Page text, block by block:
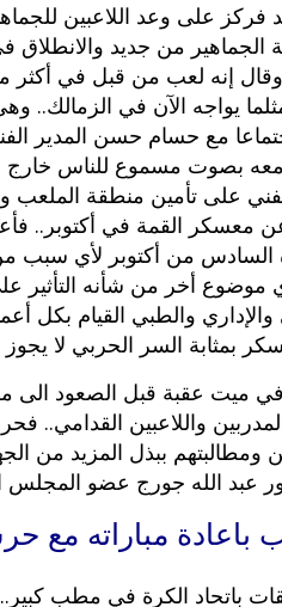
فركز على وعد اللاعبين
الجماهير من جديد
وقال إنه لعب من قبل في أكثر
يواجه الآن في
مع حسام حسن المدير
بصوت مسموع للناس خارج
على تأمين منطقة
عن معسكر القمة في أكتوبر..
السادس من أكتوبر لأي سبب
أخر من شأنه التأثير
والإداري والطبي القيام
بمثابة السر الحربي لا
ميت عقبة قبل الصعود الى
واللاعبين
ومطالبتهم ببذل المزيد من
عبد الله جورج عضو المجلس
باعادة مباراته مع
باتحاد الكرة في مطب
تحضير حلاوة المولد
وصفات بالفيديو والصور...